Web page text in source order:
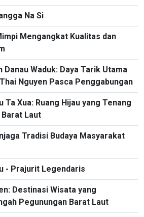
Na Si
Mengangkat Kualitas dan
Danau Waduk: Daya Tarik Utama
Nguyen Pasca Penggabungan
Ta Xua: Ruang Hijau yang Tenang
Laut
Tradisi Budaya Masyarakat
- Prajurit Legendaris
Destinasi Wisata yang
Pegunungan Barat Laut